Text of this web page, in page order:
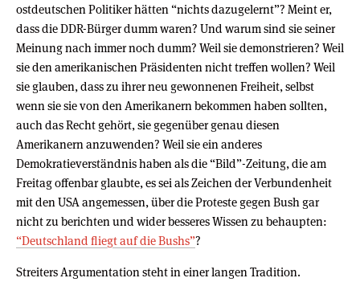
ostdeutschen Politiker hätten “nichts dazugelernt”? Meint er,
dass die DDR-Bürger dumm waren? Und warum sind sie seiner
Meinung nach immer noch dumm? Weil sie demonstrieren? Weil
sie den amerikanischen Präsidenten nicht treffen wollen? Weil
sie glauben, dass zu ihrer neu gewonnenen Freiheit, selbst
wenn sie sie von den Amerikanern bekommen haben sollten,
auch das Recht gehört, sie gegenüber genau diesen
Amerikanern anzuwenden? Weil sie ein anderes
Demokratieverständnis haben als die “Bild”-Zeitung, die am
Freitag offenbar glaubte, es sei als Zeichen der Verbundenheit
mit den USA angemessen, über die Proteste gegen Bush gar
nicht zu berichten und wider besseres Wissen zu behaupten:
“Deutschland fliegt auf die Bushs”?
Streiters Argumentation steht in einer langen Tradition.